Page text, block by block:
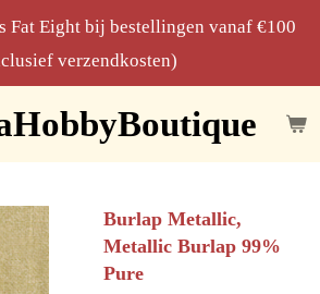
Eight bij bestellingen vanaf €100
verzendkosten)
Burlap Metallic,
Metallic Burlap 99%
Pure